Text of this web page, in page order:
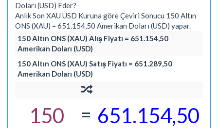
Doları (USD) Eder?
Anlık Son XAU USD Kuruna göre Çeviri Sonucu 150 Altın
ONS (XAU) = 651.154,50 Amerikan Doları (USD) yapar.
150 Altın ONS (XAU) Alış Fiyatı = 651.154,50
Amerikan Doları (USD)
150 Altın ONS (XAU) Satış Fiyatı = 651.289,50
Amerikan Doları (USD)
150
= 651.154,50